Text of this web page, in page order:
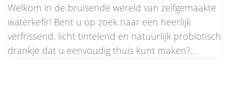
Welkom in de bruisende wereld van zelfgemaakte
waterkefir! Bent u op zoek naar een heerlijk
verfrissend, licht tintelend en natuurlijk probiotisch
drankje dat u eenvoudig thuis kunt maken?...